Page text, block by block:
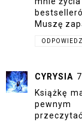
Muszę
ODPOWIEDZ
CYRYSIA
Książkę
przeczytać.